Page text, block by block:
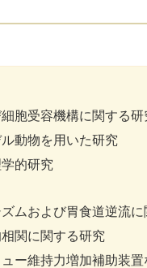
胞受容機構に関する研
動物を用いた研究
的研究
ムおよび胃食道逆流
関に関する研究
ー維持力増加補助装